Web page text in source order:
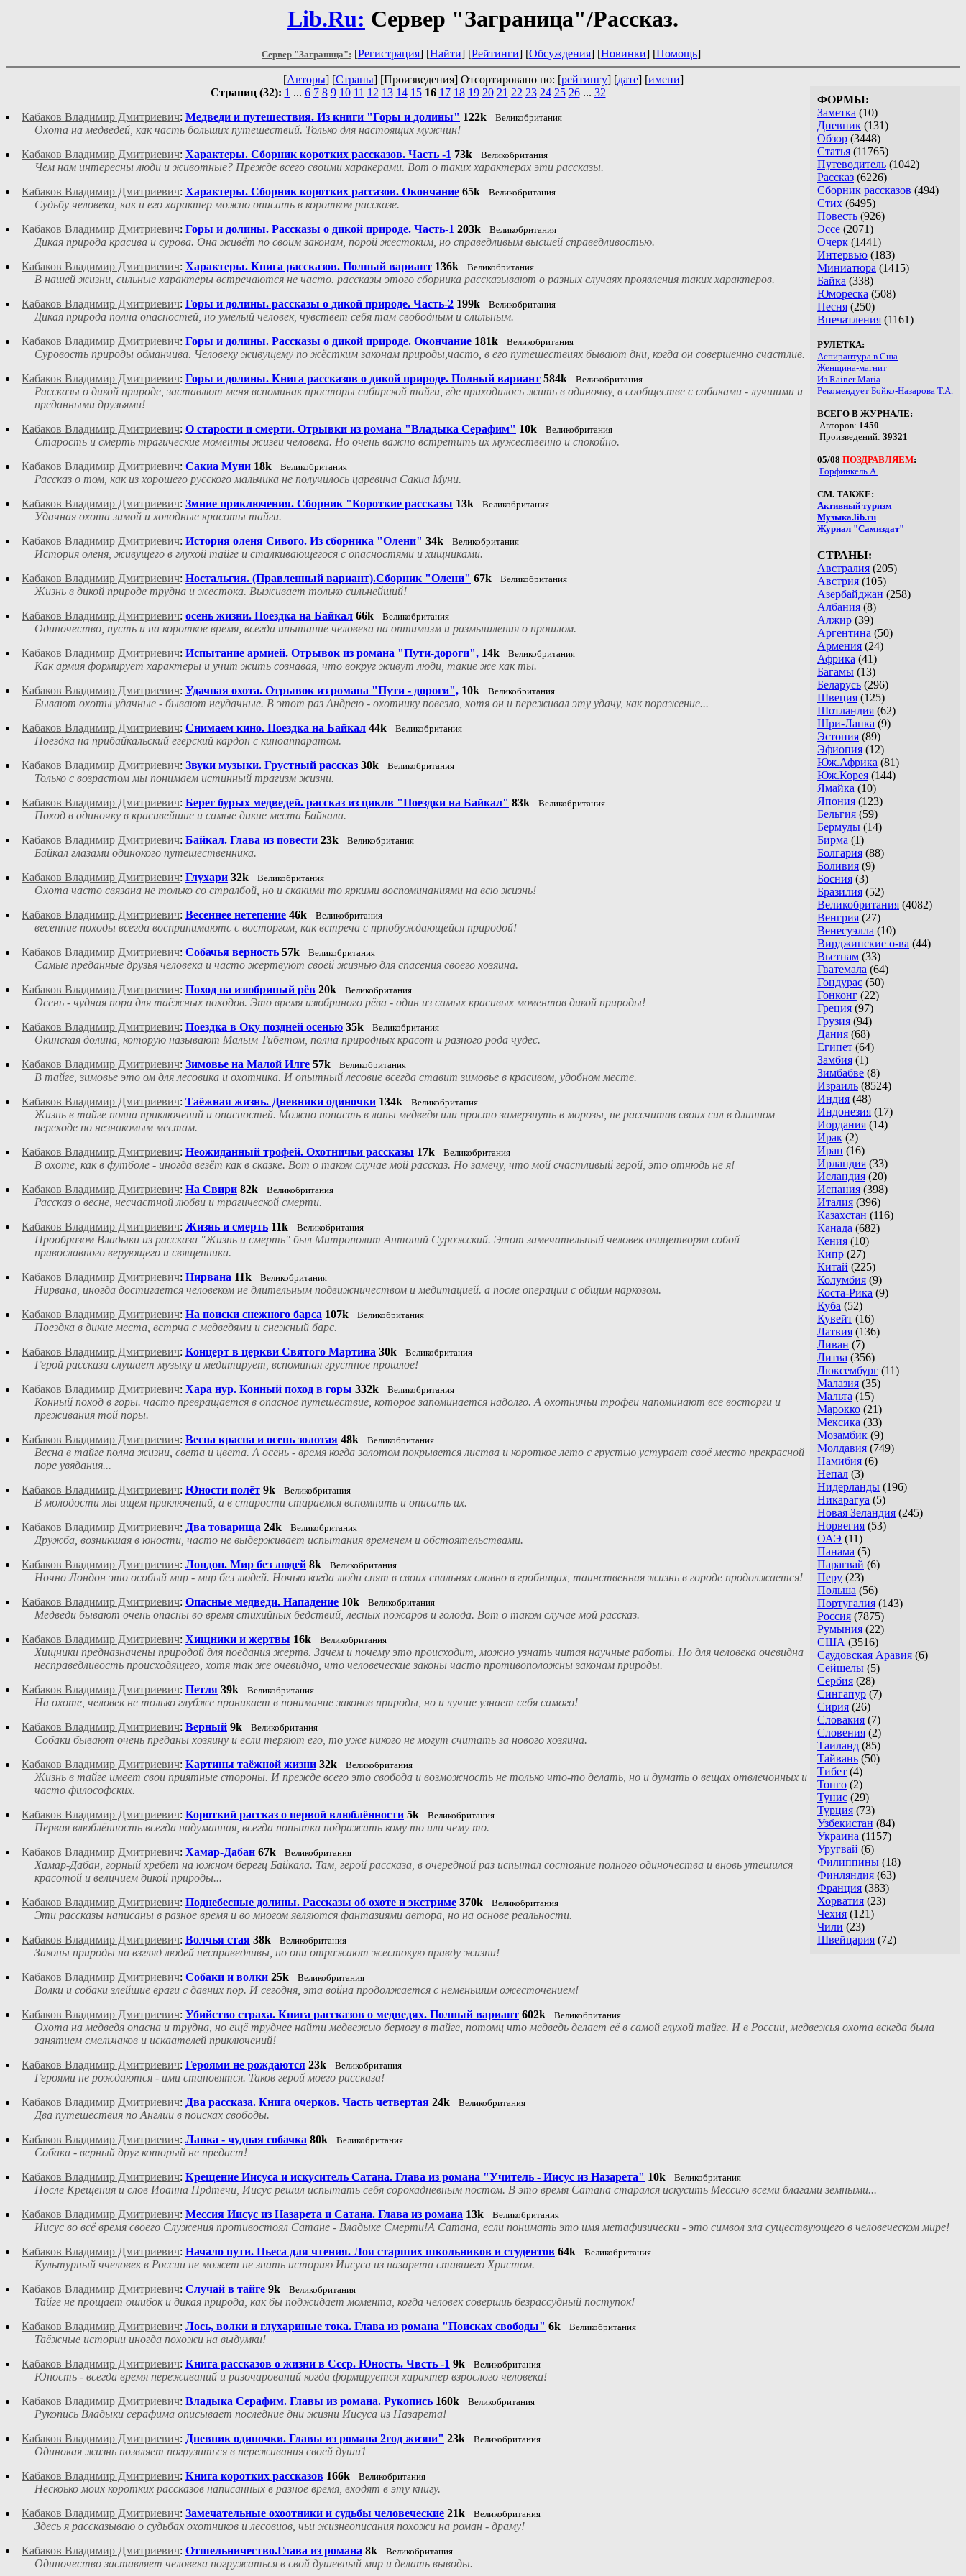
Lib.Ru: Сервер "Заграница"/Рассказ.
Сервер "Заграница": [Регистрация] [Найти] [Рейтинги] [Обсуждения] [Новинки] [Помощь]
[Авторы] [Страны] [Произведения] Отсортировано по: [рейтингу] [дате] [имени]
ФОРМЫ:
Заметка (10)
Дневник (131)
Обзор (3448)
Статья (11765)
Путеводитель (1042)
Рассказ (6226)
Сборник рассказов (494)
Стих (6495)
Повесть (926)
Эссе (2071)
Очерк (1441)
Интервью (183)
Миниатюра (1415)
Байка (338)
Юмореска (508)
Песня (250)
Впечатления (1161)
РУЛЕТКА:
Аспирантура в Сша
Женщина-магнит
Из Rainer Maria
Рекомендует Бойко-Назарова Т.А.
ВСЕГО В ЖУРНАЛЕ:
Авторов: 1450
Произведений: 39321
05/08 ПОЗДРАВЛЯЕМ:
Горфинкель А.
СМ. ТАКЖЕ:
Активный туризм
Музыка.lib.ru
Журнал "Самиздат"
СТРАНЫ:
Австралия (205)
Австрия (105)
Азербайджан (258)
Албания (8)
Алжир (39)
Аргентина (50)
Армения (24)
Африка (41)
Багамы (13)
Беларусь (296)
Швеция (125)
Шотландия (62)
Шри-Ланка (9)
Эстония (89)
Эфиопия (12)
Юж.Африка (81)
Юж.Корея (144)
Ямайка (10)
Япония (123)
Бельгия (59)
Бермуды (14)
Бирма (1)
Болгария (88)
Боливия (9)
Босния (3)
Бразилия (52)
Великобритания (4082)
Венгрия (27)
Венесуэлла (10)
Вирджинские о-ва (44)
Вьетнам (33)
Гватемала (64)
Гондурас (50)
Гонконг (22)
Греция (97)
Грузия (94)
Дания (68)
Египет (64)
Замбия (1)
Зимбабве (8)
Израиль (8524)
Индия (48)
Индонезия (17)
Иордания (14)
Ирак (2)
Иран (16)
Ирландия (33)
Исландия (20)
Испания (398)
Италия (396)
Казахстан (116)
Канада (682)
Кения (10)
Кипр (27)
Китай (225)
Колумбия (9)
Коста-Рика (9)
Куба (52)
Кувейт (16)
Латвия (136)
Ливан (7)
Литва (356)
Люксембург (11)
Малазия (35)
Мальта (15)
Марокко (21)
Мексика (33)
Мозамбик (9)
Молдавия (749)
Намибия (6)
Непал (3)
Нидерланды (196)
Никарагуа (5)
Новая Зеландия (245)
Норвегия (53)
ОАЭ (11)
Панама (5)
Парагвай (6)
Перу (23)
Польша (56)
Португалия (143)
Россия (7875)
Румыния (22)
США (3516)
Саудовская Аравия (6)
Сейшелы (5)
Сербия (28)
Сингапур (7)
Сирия (26)
Словакия (7)
Словения (2)
Таиланд (85)
Тайвань (50)
Тибет (4)
Тонго (2)
Тунис (29)
Турция (73)
Узбекистан (84)
Украина (1157)
Уругвай (6)
Филиппины (18)
Финляндия (63)
Франция (383)
Хорватия (23)
Чехия (121)
Чили (23)
Швейцария (72)
Страниц (32): 1 ... 6 7 8 9 10 11 12 13 14 15 16 17 18 19 20 21 22 23 24 25 26... 32
Кабаков Владимир Дмитриевич: Медведи и путешествия. Из книги "Горы и долины" 122k Великобритания
Охота на медведей, как часть больших путешествий. Только для настоящих мужчин!
Кабаков Владимир Дмитриевич: Характеры. Сборник коротких рассказов. Часть -1 73k Великобритания
Чем нам интересны люди и животные? Прежде всего своими харакерами. Вот о таких характерах эти рассказы.
Кабаков Владимир Дмитриевич: Характеры. Сборник коротких рассазов. Окончание 65k Великобритания
Судьбу человека, как и его характер можно описать в коротком рассказе.
Кабаков Владимир Дмитриевич: Горы и долины. Рассказы о дикой природе. Часть-1 203k Великобритания
Дикая природа красива и сурова. Она живёт по своим законам, порой жестоким, но справедливым высшей справедливостью.
Кабаков Владимир Дмитриевич: Характеры. Книга рассказов. Полный вариант 136k Великобритания
В нашей жизни, сильные характеры встречаются не часто. рассказы этого сборника рассказывают о разных случаях проявления таких характеров.
Кабаков Владимир Дмитриевич: Горы и долины. рассказы о дикой природе. Часть-2 199k Великобритания
Дикая природа полна опасностей, но умелый человек, чувствет себя там свободным и слильным.
Кабаков Владимир Дмитриевич: Горы и долины. Рассказы о дикой природе. Окончание 181k Великобритания
Суровость природы обманчива. Человеку живущему по жёстким законам природы,часто, в его путешествиях бывают дни, когда он совершенно счастлив.
Кабаков Владимир Дмитриевич: Горы и долины. Книга рассказов о дикой природе. Полный вариант 584k Великобритания
Рассказы о дикой природе, заставлют меня вспоминак просторы сибирской тайги, где приходилось жить в одиночку, в сообществе с собаками - лучшими и
преданными друзьями!
Кабаков Владимир Дмитриевич: О старости и смерти. Отрывки из романа "Владыка Серафим" 10k Великобритания
Старость и смерть трагические моменты жизеи человека. Но очень важно встретить их мужественно и спокойно.
Кабаков Владимир Дмитриевич: Сакиа Муни 18k Великобритания
Рассказ о том, как из хорошего русского мальчика не получилось царевича Сакиа Муни.
Кабаков Владимир Дмитриевич: Змние приключения. Сборник "Короткие рассказы 13k Великобритания
Удачная охота зимой и холодные красоты тайги.
Кабаков Владимир Дмитриевич: История оленя Сивого. Из сборника "Олени" 34k Великобритания
История оленя, живущего в глухой тайге и сталкивающегося с опасностями и хищниками.
Кабаков Владимир Дмитриевич: Ностальгия. (Правленный вариант).Сборник "Олени" 67k Великобритания
Жизнь в дикой природе трудна и жестока. Выживает только сильнейший!
Кабаков Владимир Дмитриевич: осень жизни. Поездка на Байкал 66k Великобритания
Одиночество, пусть и на короткое время, всегда ипытание человека на оптимизм и размышления о прошлом.
Кабаков Владимир Дмитриевич: Испытание армией. Отрывок из романа "Пути-дороги", 14k Великобритания
Как армия формирует характеры и учит жить сознавая, что вокруг живут люди, такие же как ты.
Кабаков Владимир Дмитриевич: Удачная охота. Отрывок из романа "Пути - дороги", 10k Великобритания
Бывают охоты удачные - бывают неудачные. В этот раз Андрею - охотнику повезло, хотя он и переживал эту удачу, как поражение...
Кабаков Владимир Дмитриевич: Снимаем кино. Поездка на Байкал 44k Великобритания
Поездка на прибайкальский егерский кардон с киноаппаратом.
Кабаков Владимир Дмитриевич: Звуки музыки. Грустный рассказ 30k Великобритания
Только с возрастом мы понимаем истинный трагизм жизни.
Кабаков Владимир Дмитриевич: Берег бурых медведей. рассказ из циклв "Поездки на Байкал" 83k Великобритания
Поход в одиночку в красивейшие и самые дикие места Байкала.
Кабаков Владимир Дмитриевич: Байкал. Глава из повести 23k Великобритания
Байкал глазами одинокого путешественника.
Кабаков Владимир Дмитриевич: Глухари 32k Великобритания
Охота часто связана не только со стралбой, но и скакими то яркими воспоминаниями на всю жизнь!
Кабаков Владимир Дмитриевич: Весеннее нетепение 46k Великобритания
весенние походы всегда воспринимаютс с восторгом, как встреча с прпобуждающейся природой!
Кабаков Владимир Дмитриевич: Собачья верность 57k Великобритания
Самые преданные друзья человека и часто жертвуют своей жизнью для спасения своего хозяина.
Кабаков Владимир Дмитриевич: Поход на изюбриный рёв 20k Великобритания
Осень - чудная пора для таёжных походов. Это время изюбриного рёва - один из самых красивых моментов дикой природы!
Кабаков Владимир Дмитриевич: Поездка в Оку поздней осенью 35k Великобритания
Окинская долина, которую называют Малым Тибетом, полна природных красот и разного рода чудес.
Кабаков Владимир Дмитриевич: Зимовье на Малой Илге 57k Великобритания
В тайге, зимовье это ом для лесовика и охотника. И опытный лесовие всегда ставит зимовье в красивом, удобном месте.
Кабаков Владимир Дмитриевич: Таёжная жизнь. Дневники одиночки 134k Великобритания
Жизнь в тайге полна приключений и опасностей. Можно попасть в лапы медведя или просто замерзнуть в морозы, не рассчитав своих сил в длинном
переходе по незнакомым местам.
Кабаков Владимир Дмитриевич: Неожиданный трофей. Охотничьи рассказы 17k Великобритания
В охоте, как в футболе - иногда везёт как в сказке. Вот о таком случае мой рассказ. Но замечу, что мой счастливый герой, это отнюдь не я!
Кабаков Владимир Дмитриевич: На Свири 82k Великобритания
Рассказ о весне, несчастной любви и трагической смерти.
Кабаков Владимир Дмитриевич: Жизнь и смерть 11k Великобритания
Прообразом Владыки из рассказа "Жизнь и смерть" был Митрополит Антоний Сурожский. Этот замечательный человек олицетворял собой
православного верующего и священника.
Кабаков Владимир Дмитриевич: Нирвана 11k Великобритания
Нирвана, иногда достигается человеком не длительным подвижничеством и медитацией. а после операции с общим наркозом.
Кабаков Владимир Дмитриевич: На поиски снежного барса 107k Великобритания
Поездка в дикие места, встрча с медведями и снежный барс.
Кабаков Владимир Дмитриевич: Концерт в церкви Святого Мартина 30k Великобритания
Герой рассказа слушает музыку и медитирует, вспоминая грустное прошлое!
Кабаков Владимир Дмитриевич: Хара нур. Конный поход в горы 332k Великобритания
Конный поход в горы. часто превращается в опасное путешествие, которое запоминается надолго. А охотничьи трофеи напоминают все восторги и
преживания той поры.
Кабаков Владимир Дмитриевич: Весна красна и осень золотая 48k Великобритания
Весна в тайге полна жизни, света и цвета. А осень - время когда золотом покрывется листва и короткое лето с грустью устурает своё место прекрасной
поре увядания...
Кабаков Владимир Дмитриевич: Юности полёт 9k Великобритания
В молодости мы ищем приключений, а в старости стараемся вспомнить и описать их.
Кабаков Владимир Дмитриевич: Два товарища 24k Великобритания
Дружба, возникшая в юности, часто не выдерживает испытания временем и обстоятельствами.
Кабаков Владимир Дмитриевич: Лондон. Мир без людей 8k Великобритания
Ночно Лондон это особый мир - мир без людей. Ночью когда люди спят в своих спальнях словно в гробницах, таинственная жизнь в городе продолжается!
Кабаков Владимир Дмитриевич: Опасные медведи. Нападение 10k Великобритания
Медведи бывают очень опасны во время стихийных бедствий, лесных пожаров и голода. Вот о таком случае мой рассказ.
Кабаков Владимир Дмитриевич: Хищники и жертвы 16k Великобритания
Хищники предназначены природой для поедания жертв. Зачем и почему это происходит, можно узнать читая научные работы. Но для человека очевидна
несправедливость происходящего, хотя так же очевидно, что человеческие законы часто противоположны законам природы.
Кабаков Владимир Дмитриевич: Петля 39k Великобритания
На охоте, человек не только глубже проникает в понимание законов природы, но и лучше узнает себя самого!
Кабаков Владимир Дмитриевич: Верный 9k Великобритания
Собаки бывают очень преданы хозяину и если теряют его, то уже никого не могут считать за нового хозяина.
Кабаков Владимир Дмитриевич: Картины таёжной жизни 32k Великобритания
Жизнь в тайге имеет свои приятные стороны. И прежде всего это свобода и возможность не только что-то делать, но и думать о вещах отвлечонных и
часто философских.
Кабаков Владимир Дмитриевич: Короткий рассказ о первой влюблённости 5k Великобритания
Первая влюблённость всегда надуманная, всегда попытка подражать кому то или чему то.
Кабаков Владимир Дмитриевич: Хамар-Дабан 67k Великобритания
Хамар-Дабан, горный хребет на южном берегц Байкала. Там, герой рассказа, в очередной раз испытал состояние полного одиночества и вновь утешился
красотой и величием дикой природы...
Кабаков Владимир Дмитриевич: Поднебесные долины. Рассказы об охоте и экстриме 370k Великобритания
Эти рассказы написаны в разное время и во многом являются фантазиями автора, но на основе реальности.
Кабаков Владимир Дмитриевич: Волчья стая 38k Великобритания
Законы природы на взгляд людей несправедливы, но они отражают жестокую правду жизни!
Кабаков Владимир Дмитриевич: Собаки и волки 25k Великобритания
Волки и собаки злейшие враги с давних пор. И сегодня, эта война продолжается с неменьшим ожесточением!
Кабаков Владимир Дмитриевич: Убийство страха. Книга рассказов о медведях. Полный вариант 602k Великобритания
Охота на медведя опасна и трудна, но ещё труднее найти медвежью берлогу в тайге, потомц что медведь делает её в самой глухой тайге. И в России, медвежья охота вскгда была
занятием смельчаков и искаателей приключений!
Кабаков Владимир Дмитриевич: Героями не рождаются 23k Великобритания
Героями не рождаются - ими становятся. Таков герой моего рассказа!
Кабаков Владимир Дмитриевич: Два рассказа. Книга очерков. Часть четвертая 24k Великобритания
Два путешествия по Англии в поисках свободы.
Кабаков Владимир Дмитриевич: Лапка - чудная собачка 80k Великобритания
Собака - верный друг который не предаст!
Кабаков Владимир Дмитриевич: Крещение Иисуса и искуситель Сатана. Глава из романа "Учитель - Иисус из Назарета" 10k Великобритания
После Крещения и слов Иоанна Прдтечи, Иисус решил испытать себя сорокадневным постом. В это время Сатана старался искусить Мессию всеми благами земными...
Кабаков Владимир Дмитриевич: Мессия Иисус из Назарета и Сатана. Глава из романа 13k Великобритания
Иисус во всё время своего Служения противостоял Сатане - Владыке Смерти!А Сатана, если понимать это имя метафизически - это символ зла существующего в человеческом мире!
Кабаков Владимир Дмитриевич: Начало пути. Пьеса для чтения. Лоя старших школьников и студентов 64k Великобритания
Культурный ччеловек в России не может не знать историю Иисуса из назарета ставшего Христом.
Кабаков Владимир Дмитриевич: Случай в тайге 9k Великобритания
Тайге не прощает ошибок и дикая природа, как бы поджидает момента, когда человек совершиь безрассудный поступок!
Кабаков Владимир Дмитриевич: Лось, волки и глухариные тока. Глава из романа "Поисках свободы" 6k Великобритания
Таёжные истории иногда похожи на выдумки!
Кабаков Владимир Дмитриевич: Книга рассказов о жизни в Ссср. Юность. Чвсть -1 9k Великобритания
Юность - всегда время переживаний и разочарований когда формируется характер взрослого человека!
Кабаков Владимир Дмитриевич: Владыка Серафим. Главы из романа. Рукопись 160k Великобритания
Рукопись Владыки серафима описывает последние дни жизни Иисуса из Назарета!
Кабаков Владимир Дмитриевич: Дневник одиночки. Главы из романа 2год жизни" 23k Великобритания
Одинокая жизнь позвляет погрузиться в переживания своей души1
Кабаков Владимир Дмитриевич: Книга коротких рассказов 166k Великобритания
Нескоько моих коротких рассказов написанных в разное время, входят в эту книгу.
Кабаков Владимир Дмитриевич: Замечательные охоотники и судьбы человеческие 21k Великобритания
Здесь я рассказываю о судьбах охотников и лесовиов, чьи жизнеописания похожи на роман - драму!
Кабаков Владимир Дмитриевич: Отшельничество.Глава из романа 8k Великобритания
Одиночество заставляет человека погружаться в свой душевный мир и делать выводы.